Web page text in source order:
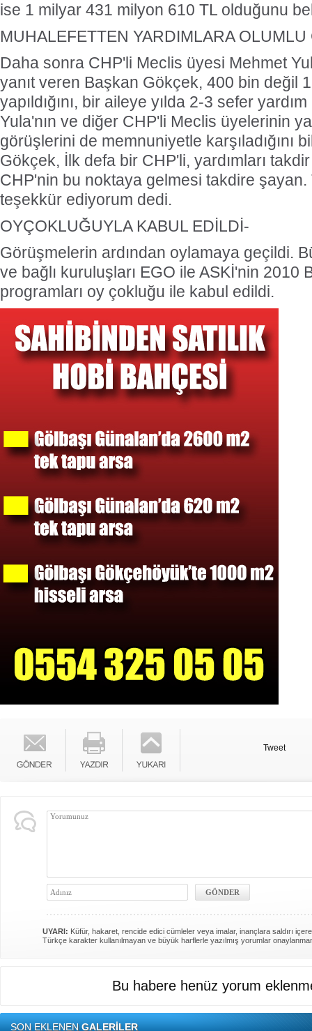
ise 1 milyar 431 milyon 610 TL olduğunu
MUHALEFETTEN YARDIMLARA OLUMLU
Daha sonra CHP'li Meclis üyesi Mehmet
yanıt veren Başkan Gökçek, 400 bin değil
yapıldığını, bir aileye yılda 2-3 sefer yardım
Yula'nın ve diğer CHP'li Meclis üyelerinin
görüşlerini de memnuniyetle karşıladığını
Gökçek, İlk defa bir CHP'li, yardımları
CHP'nin bu noktaya gelmesi takdire şayan.
teşekkür ediyorum dedi.
OYÇOKLUĞUYLA KABUL EDİLDİ-
Görüşmelerin ardından oylamaya geçildi.
ve bağlı kuruluşları EGO ile ASKİ'nin 2010
programları oy çokluğu ile kabul edildi.
Tweet
UYARI: Küfür, hakaret, rencide edici cümleler veya imalar, inançlara saldırı
Türkçe karakter kullanılmayan ve büyük harflerle yazılmış yorumlar
Bu habere henüz yorum
SON EKLENENGALERİLER